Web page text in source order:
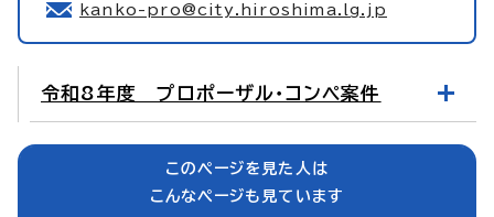
kanko-pro@city.hiroshima.lg.jp
令和8年度 プロポーザル・コンペ案件
このページを見た人は
こんなページも見ています